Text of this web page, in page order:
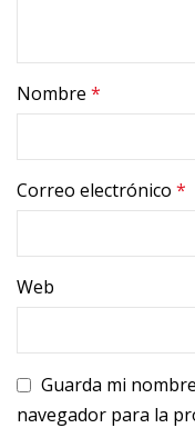
Nombre *
Correo electrónico *
Web
Guarda mi
navegador para la